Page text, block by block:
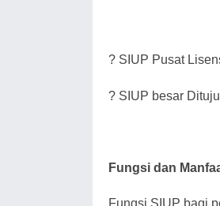
? SIUP Pusat
? SIUP besar
Fungsi dan
Fungsi SIUP bagi